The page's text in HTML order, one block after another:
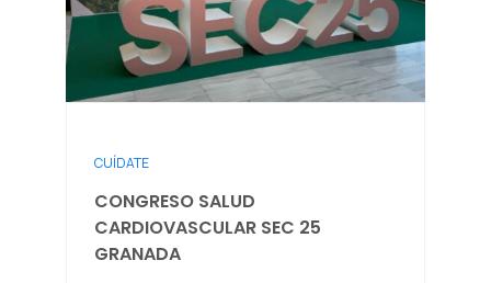
CUÍDATE
CONGRESO SALUD
CARDIOVASCULAR SEC 25
GRANADA